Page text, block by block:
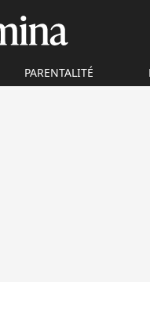
PARENTALITÉ